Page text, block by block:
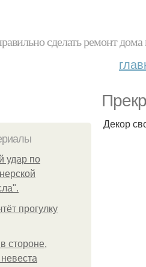
сделать ремонт
удар по
прогулку
стороне,
Декор